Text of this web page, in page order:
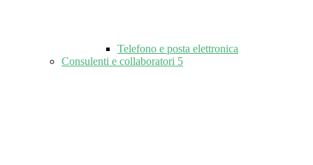
Telefono e posta elettronica
Consulenti e collaboratori 5